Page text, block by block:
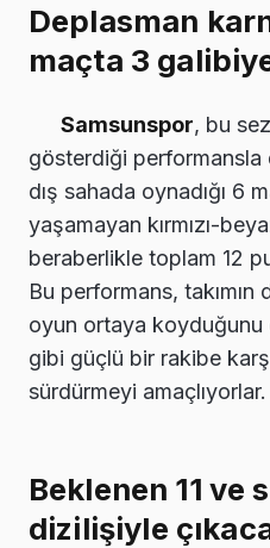
Deplasman
maçta 3
Samsunspor, bu
gösterdiği
dış sahada oynadığı 6
yaşamayan kırmızı-
beraberlikle toplam 12
Bu performans,
oyun ortaya koyduğunu
gibi güçlü bir rakibe
sürdürmeyi amaçlıyorlar.
Beklenen 11 ve
dizilişiyle